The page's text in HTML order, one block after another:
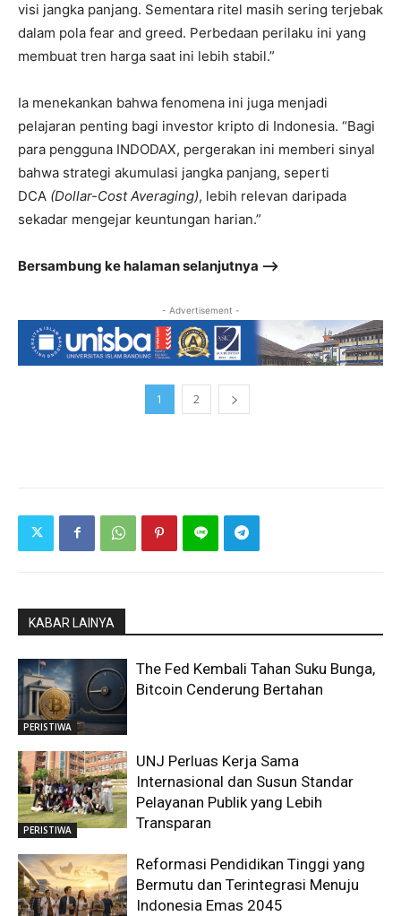
visi jangka panjang. Sementara ritel masih sering terjebak
dalam pola fear and greed. Perbedaan perilaku ini yang
membuat tren harga saat ini lebih stabil.”
Ia menekankan bahwa fenomena ini juga menjadi
pelajaran penting bagi investor kripto di Indonesia. “Bagi
para pengguna INDODAX, pergerakan ini memberi sinyal
bahwa strategi akumulasi jangka panjang, seperti
DCA (Dollar-Cost Averaging), lebih relevan daripada
sekadar mengejar keuntungan harian.”
Bersambung ke halaman selanjutnya –>
- Advertisement -
1 2
KABAR LAINYA
PERISTIWA
The Fed Kembali Tahan Suku Bunga,
Bitcoin Cenderung Bertahan
PERISTIWA
UNJ Perluas Kerja Sama
Internasional dan Susun Standar
Pelayanan Publik yang Lebih
Transparan
Reformasi Pendidikan Tinggi yang
Bermutu dan Terintegrasi Menuju
Indonesia Emas 2045